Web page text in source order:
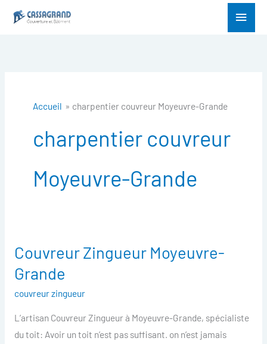
Menu
Accueil charpentier couvreur Moyeuvre-Grande
charpentier couvreur
Moyeuvre-Grande
Couvreur Zingueur Moyeuvre-
Grande
couvreur zingueur
L’artisan Couvreur Zingueur à Moyeuvre-Grande, spécialiste
du toit: Avoir un toit n’est pas suffisant. on n’est jamais
Couvreur
Zingueur
Moyeuvre-
Grande